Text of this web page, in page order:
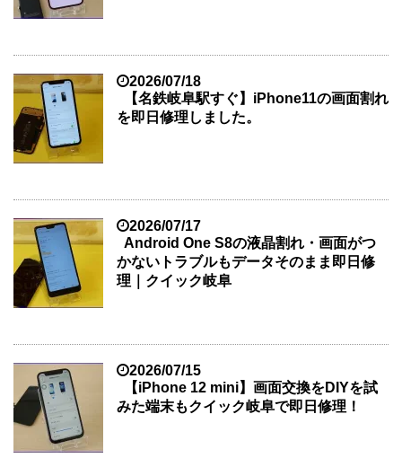
2026/07/18
【名鉄岐阜駅すぐ】iPhone11の画面割れ
を即日修理しました。
2026/07/17
Android One S8の液晶割れ・画面がつ
かないトラブルもデータそのまま即日修
理｜クイック岐阜
2026/07/15
【iPhone 12 mini】画面交換をDIYを試
みた端末もクイック岐阜で即日修理！